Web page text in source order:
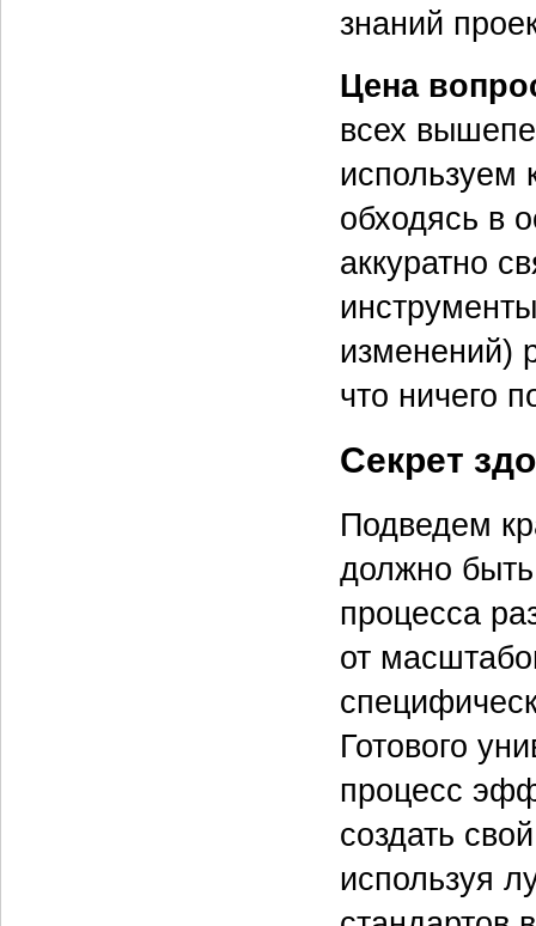
знаний
Цена
всех
используем
обходясь в
аккуратно
изменений)
что ничего
Секрет
Подведем
должно быть
процесса
от
Готового
процесс
создать
используя